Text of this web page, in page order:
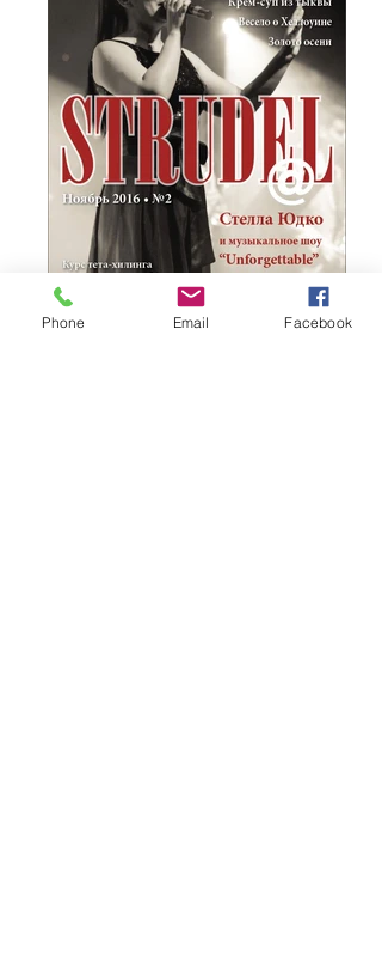
Phone Email Facebook